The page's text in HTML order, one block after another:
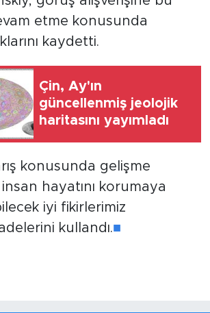
etme konusunda
kaydetti.
Çin, Ay'ın
güncellenmiş jeolojik
haritasını yayımladı
konusunda gelişme
hayatını korumaya
iyi fikirlerimiz
kullandı.■